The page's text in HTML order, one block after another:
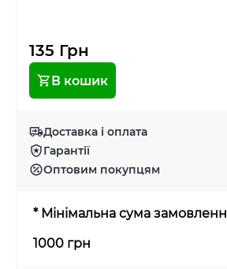
135 Грн
В кошик
Доставка і оплата
Гарантії
Оптовим покупцям
* Мінімальна сума
1000 грн